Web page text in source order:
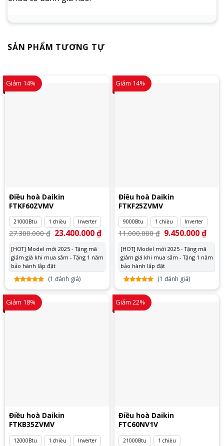
SẢN PHẨM TƯƠNG TỰ
Giảm 14%
Điều hoà Daikin
FTKF60ZVMV
21000Btu 1 chiều Inverter
27.300.000₫ Giá
gốc
là:
27.300.000 ₫.
23.400.000₫Giá
tại
23.400.000 ₫.
[HOT] Model mới 2025 - Tặng mã
giảm giá khi mua sắm - Tặng 1 năm
bảo hành lắp đặt
5.00trên
5 dựa
trên
1
đánh
(1 đánh giá)
Giảm 14%
Điều hoà Daikin
FTKF25ZVMV
9000Btu 1 chiều Inverter
11.000.000₫ Giá
gốc
là:
11.000.000 ₫.
9.450.000₫Giá
tại
[HOT] Model mới 2025 - Tặng mã
giảm giá khi mua sắm - Tặng 1 năm
bảo hành lắp đặt
5.00trên
5 dựa
trên
1
đánh
(1 đánh giá)
Giảm 18%
Điều hoà Daikin
FTKB35ZVMV
12000Btu 1 chiều Inverter
Giảm 22%
Điều hoà Daikin
FTC60NV1V
21000Btu 1 chiều